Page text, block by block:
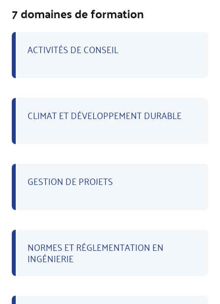
7 domaines de formation
ACTIVITÉS DE CONSEIL
CLIMAT ET DÉVELOPPEMENT DURABLE
GESTION DE PROJETS
NORMES ET RÉGLEMENTATION EN
INGÉNIERIE